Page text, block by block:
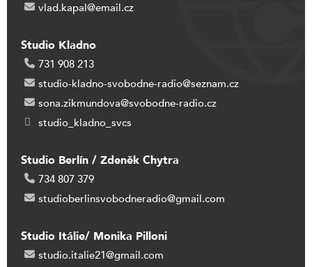
vlad.kapal@email.cz
Studio Kladno
731 908 213
studio-kladno-svobodne-radio@seznam.cz
sona.zikmundova@svobodne-radio.cz
studio_kladno_svcs
Studio Berlín / Zdeněk Chytra
734 807 379
studioberlinsvobodneradio@gmail.com
Studio Itálie/ Monika Pilloni
studio.italie21@gmail.com